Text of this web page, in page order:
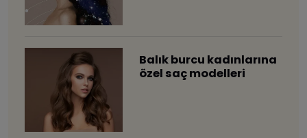
Balık burcu kadınlarına
özel saç modelleri